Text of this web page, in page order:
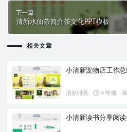
下一篇
清新水仙茶简介茶文化PPT模板
相关文章
小清新宠物店工作总
清新唯美 4 年前
小清新读书分享阅读